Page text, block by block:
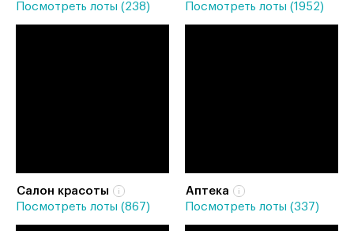
Посмотреть лоты (238)
Посмотреть лоты (1952)
Салон красоты
Посмотреть лоты (867)
Аптека
Посмотреть лоты (337)